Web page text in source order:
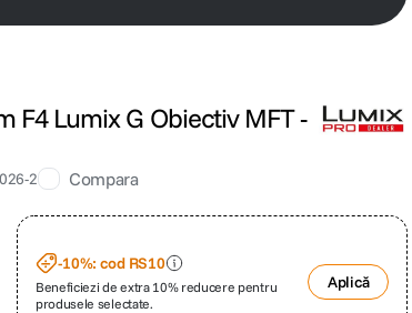
F4 Lumix G Obiectiv MFT -
2 Compara
-10%: cod RS10
Beneficiezi de extra 10% reducere pentru
produsele selectate.
Aplică